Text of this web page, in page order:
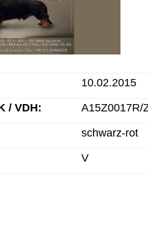
10.02.2015
/ VDH: A15Z0017R/
schwarz-rot
V